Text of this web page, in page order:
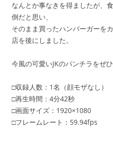
なんとか事なきを得ましたが、
倒だと思い、
そのまま買ったハンバーガーを
店を後にしました。
今風の可愛いJKのパンチラをぜ
□収録人数：1名（顔モザなし）
□再生時間：4分42秒
□画面サイズ：1920×1080
□フレームレート：59.94fps